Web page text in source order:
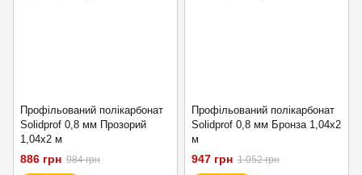
Профільований полікарбонат
Solidprof 0,8 мм Прозорий
1,04x2 м
886 грн 984 грн
Профільований полікарбонат
Solidprof 0,8 мм Бронза 1,04x2
м
947 грн 1 052 грн